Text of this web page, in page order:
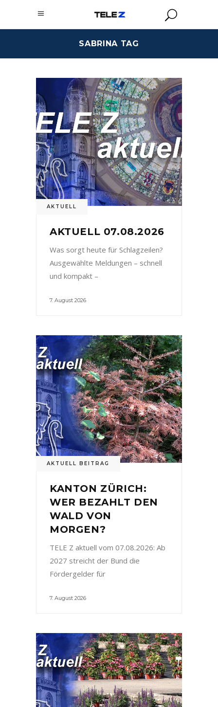
SABRINA TAG
AKTUELL
AKTUELL 07.08.2026
Was sorgt heute für Schlagzeilen?
Ausgewählte Meldungen – schnell
und kompakt –
7. August 2026
AKTUELL BEITRAG
KANTON ZÜRICH:
WER BEZAHLT DEN
WALD VON
MORGEN?
TELE Z aktuell vom 07.08.2026: Ab
2027 streicht der Bund die
Fördergelder für
7. August 2026